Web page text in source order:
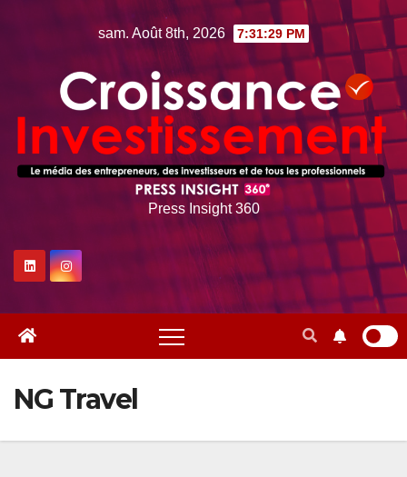
sam. Août 8th, 2026 7:31:30 PM
Press Insight 360
NG Travel